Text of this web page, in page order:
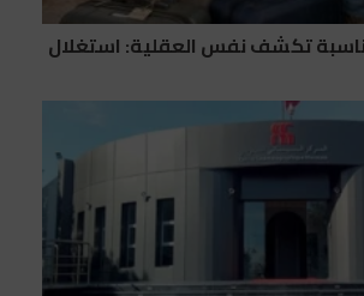
تكشف نفس العقلية: استغلال